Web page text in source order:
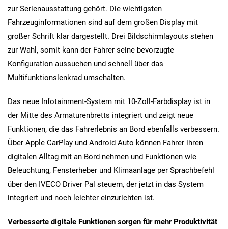
zur Serienausstattung gehört. Die wichtigsten
Fahrzeuginformationen sind auf dem großen Display mit
großer Schrift klar dargestellt. Drei Bildschirmlayouts stehen
zur Wahl, somit kann der Fahrer seine bevorzugte
Konfiguration aussuchen und schnell über das
Multifunktionslenkrad umschalten.
Das neue Infotainment-System mit 10-Zoll-Farbdisplay ist in
der Mitte des Armaturenbretts integriert und zeigt neue
Funktionen, die das Fahrerlebnis an Bord ebenfalls verbessern.
Über Apple CarPlay und Android Auto können Fahrer ihren
digitalen Alltag mit an Bord nehmen und Funktionen wie
Beleuchtung, Fensterheber und Klimaanlage per Sprachbefehl
über den IVECO Driver Pal steuern, der jetzt in das System
integriert und noch leichter einzurichten ist.
Verbesserte digitale Funktionen sorgen für mehr Produktivität